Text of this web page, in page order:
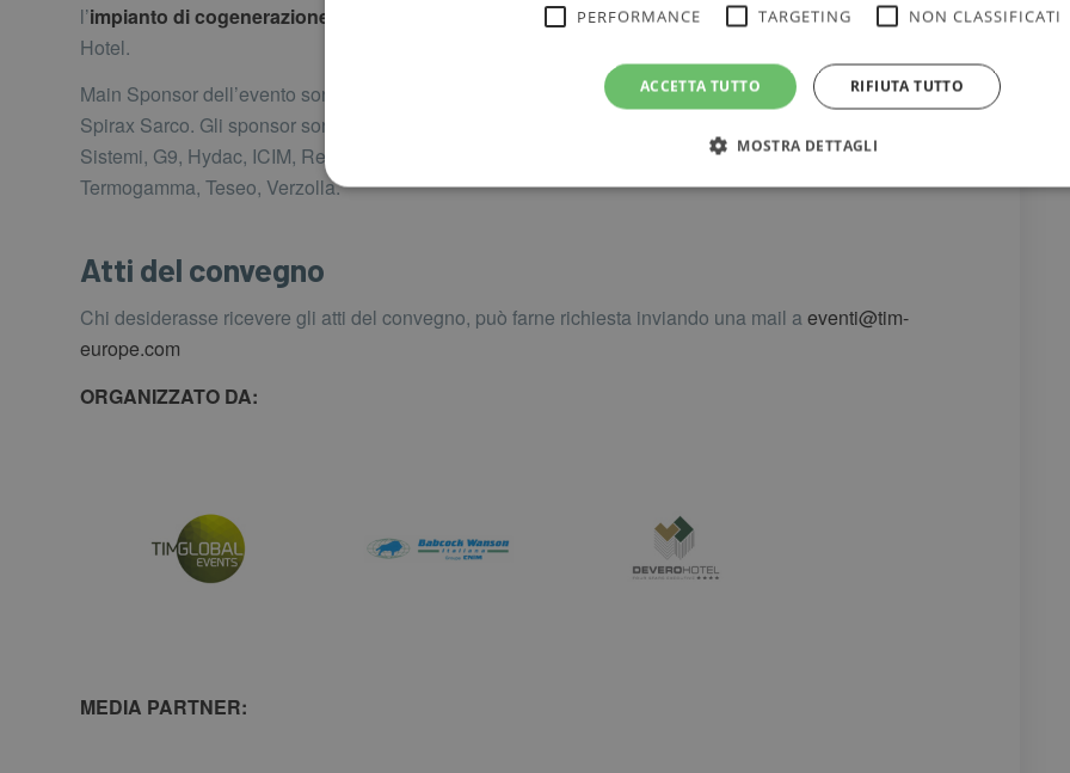
Durante i momenti di break è stato possibile scambiarsi idee e
conoscere da vicino le soluzioni per l’efficienza offerte dagli
l’impianto di cogenerazione
Hotel.
Main Sponsor dell’evento sono stati Gruppo Salteco e
Spirax Sarco. Gli sponsor sono stati ABB, Brammer, CT
Sistemi, G9, Hydac, ICIM, Repcom, SDT Italia,
Termogamma, Teseo, Verzolla.
Atti del convegno
Chi desiderasse ricevere gli atti del convegno, può farne richiesta inviando una mail aeventi@tim-
europe.com
ORGANIZZATO DA:
MEDIA PARTNER:
PERFORMANCE TARGETING NON CLASSIFICATI
ACCETTA TUTTO RIFIUTA TUTTO
MOSTRA DETTAGLI